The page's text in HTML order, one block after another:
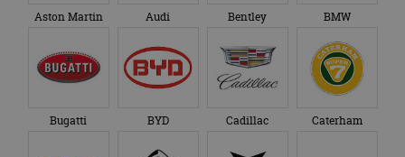
Aston Martin Audi Bentley BMW
Bugatti BYD Cadillac Caterham